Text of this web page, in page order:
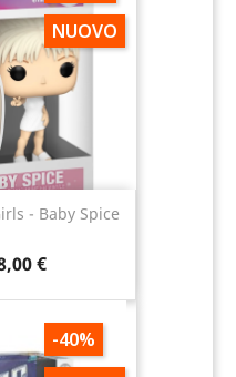
- Baby Spice
€
NUOVO
-40%